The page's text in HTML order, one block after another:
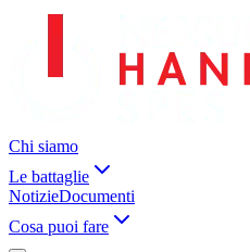
Chi siamo
Le battaglie
NotizieDocumenti
Cosa puoi fare